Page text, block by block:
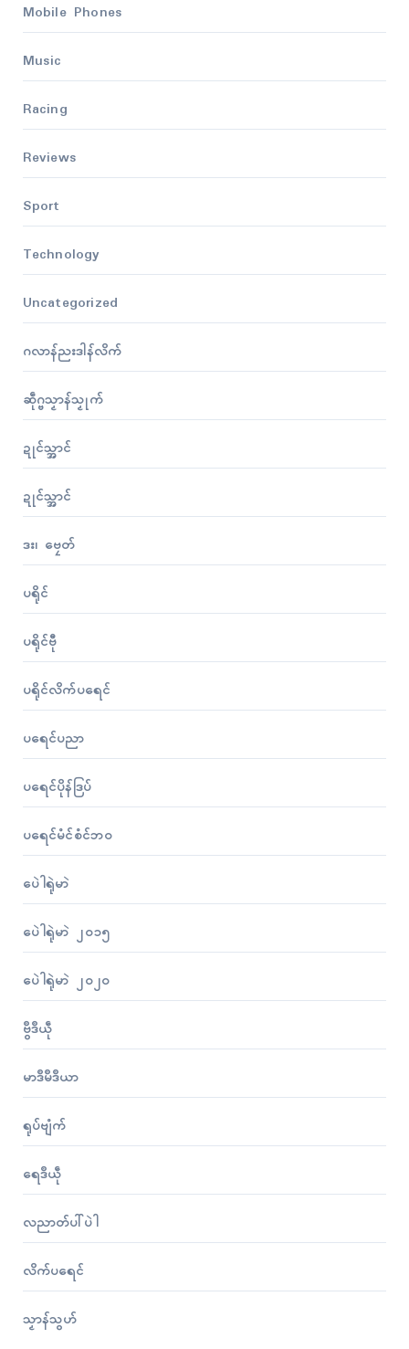
Mobile Phones
Music
Racing
Reviews
Sport
Technology
Uncategorized
ဂလာန်ညးဒါန်လိက်
ဆဵုဂ္ဗသၟာန်သၟုက်
ဍုၚ်သ္အာၚ်
ဍုၚ်သ္အာၚ်
ဒး၊ ဗၠေတ်
ပရိုၚ်
ပရိုၚ်ဗီု
ပရိုၚ်လိက်ပရေၚ်
ပရေၚ်ပညာ
ပရေၚ်ပိုန်ဒြပ်
ပရေၚ်မံၚ်စံၚ်ဘဝ
ပေဲါရုဲမာဲ
ပေဲါရုဲမာဲ ၂၀၁၅
ပေဲါရုဲမာဲ ၂၀၂၀
ဗွဳဒဳယဵု
မာဒဳမဳဒဳယာ
ရုပ်ဗျံက်
ရေဒဳယဵု
လညာတ်ပါ်ပဲါ
လိက်ပရေၚ်
သၟာန်သွဟ်